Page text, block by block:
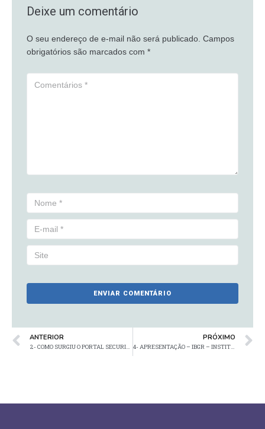
Deixe um comentário
O seu endereço de e-mail não será publicado. Campos
obrigatórios são marcados com *
ANTERIOR PRÓXIMO
4- APRESENTAÇÃO – IBGR – INSTITUTO BRASILEIRO DE GESTÃO DE RISCO